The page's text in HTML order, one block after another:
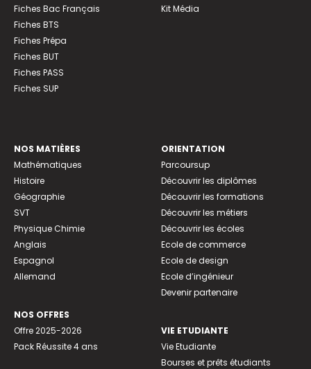
Fiches Bac Français
Fiches BTS
Fiches Prépa
Fiches BUT
Fiches PASS
Fiches SUP
Kit Média
NOS MATIÈRES
Mathématiques
Histoire
Géographie
SVT
Physique Chimie
Anglais
Espagnol
Allemand
NOS OFFRES
Offre 2025-2026
Pack Réussite 4 ans
ORIENTATION
Parcoursup
Découvrir les diplômes
Découvrir les formations
Découvrir les métiers
Découvrir les écoles
Ecole de commerce
Ecole de design
Ecole d’ingénieur
Devenir partenaire
VIE ETUDIANTE
Vie Etudiante
Bourses et prêts étudiants